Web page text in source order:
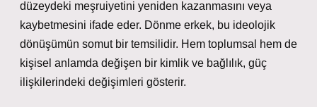
düzeydeki meşruiyetini yeniden kazanmasını veya
kaybetmesini ifade eder. Dönme erkek, bu ideolojik
dönüşümün somut bir temsilidir. Hem toplumsal hem de
kişisel anlamda değişen bir kimlik ve bağlılık, güç
ilişkilerindeki değişimleri gösterir.